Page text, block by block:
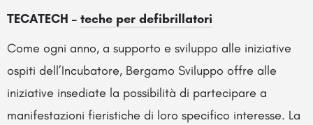
TECATECH – teche per defibrillatori
Come ogni anno, a supporto e sviluppo alle iniziative
ospiti dell’Incubatore, Bergamo Sviluppo offre alle
iniziative insediate la possibilità di partecipare a
manifestazioni fieristiche di loro specifico interesse. La